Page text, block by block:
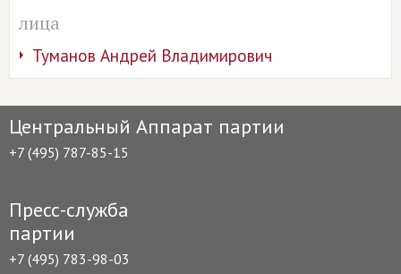
лица
Туманов Андрей Владимирович
Центральный Аппарат партии
+7 (495) 787-85-15
Пресс-служба
партии
+7 (495) 783-98-03